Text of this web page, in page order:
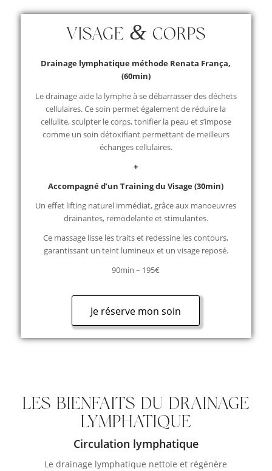
VISAGE & CORPS
Drainage lymphatique méthode Renata França,
(60min)
Le drainage aide la lymphe à se débarrasser des déchets
cellulaires. Ce soin permet également de réduire la
cellulite, sculpter le corps, tonifier la peau et s’impose
comme un soin détoxifiant permettant de meilleurs
échanges cellulaires.
+
Accompagné d’un Training du Visage (30min)
Un effet lifting naturel immédiat, grâce aux manoeuvres
drainantes, remodelante et stimulantes.
Ce massage lisse les traits et redessine les contours,
garantissant un teint lumineux et un visage reposé.
90min – 195€
Je réserve mon soin
LES BIENFAITS DU DRAINAGE
LYMPHATIQUE
Circulation lymphatique
Le drainage lymphatique nettoie et régénère